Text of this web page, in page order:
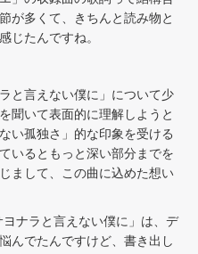
が多くて、きちんと読み物と
じたんですね。
と言えない僕に」について少
聞いて表面的に理解しようと
い孤独さ」的な印象を受ける
いるともっと深い部分までを
まして、この曲に込めた想い
ヨナラと言えない僕に」は、デ
んでたんですけど、書き出し